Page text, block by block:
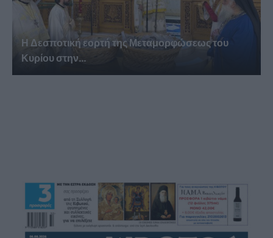
Η Δεσποτική εορτή της Μεταμορφώσεως του
Κυρίου στην...